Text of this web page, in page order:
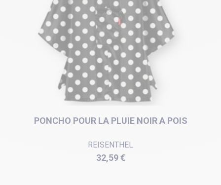
PONCHO POUR LA PLUIE NOIR A POIS
REISENTHEL
Prix
32,59 €